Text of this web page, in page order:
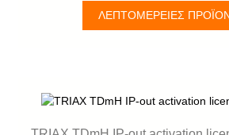
ΛΕΠΤΟΜΈΡΕΙΕΣ